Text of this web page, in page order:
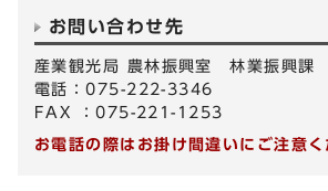
お問い合わせ先
産業観光局 農林振興室 林業振興課
電話：075-222-3346
FAX ：075-221-1253
お電話の際はお掛け間違いにご注意く